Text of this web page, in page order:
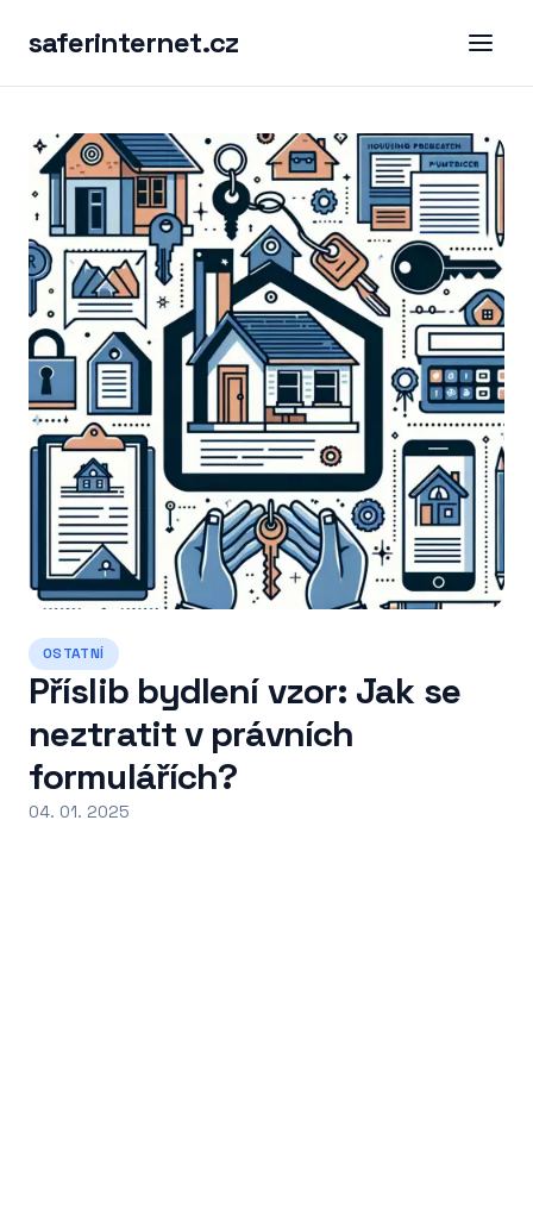
saferinternet.cz
OSTATNÍ
Příslib bydlení vzor: Jak se
neztratit v právních
formulářích?
04. 01. 2025